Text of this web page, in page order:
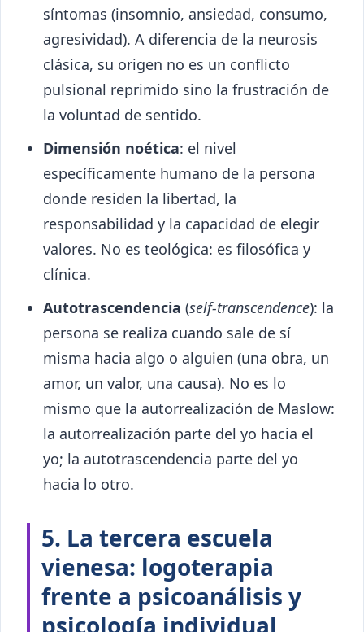
síntomas (insomnio, ansiedad, consumo,
agresividad). A diferencia de la neurosis
clásica, su origen no es un conflicto
pulsional reprimido sino la frustración de
la voluntad de sentido.
Dimensión noética: el nivel
específicamente humano de la persona
donde residen la libertad, la
responsabilidad y la capacidad de elegir
valores. No es teológica: es filosófica y
clínica.
Autotrascendencia (self-transcendence): la
persona se realiza cuando sale de sí
misma hacia algo o alguien (una obra, un
amor, un valor, una causa). No es lo
mismo que la autorrealización de Maslow:
la autorrealización parte del yo hacia el
yo; la autotrascendencia parte del yo
hacia lo otro.
5. La tercera escuela
vienesa: logoterapia
frente a psicoanálisis y
psicología individual